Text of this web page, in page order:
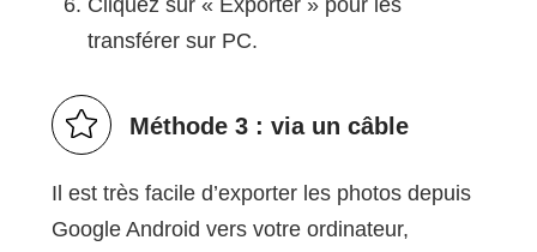
Cliquez sur « Exporter » pour les
transférer sur PC.
Méthode 3 : via un câble
Il est très facile d’exporter les photos depuis
Google Android vers votre ordinateur,